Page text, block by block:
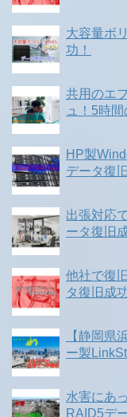
大容量ボ
功！
共用のエ
ュ！5時
HP製
データ復
出張対応
ータ復旧
他社で復
タ復旧成
【静岡県
ー製
水害にあ
RAID5デ